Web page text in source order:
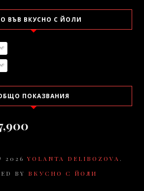
ВЪВ ВКУСНО С ЙОЛИ
ПОКАЗВАНИЯ
2026 YOLANTA DELIBOZOVA .
BY ВКУСНО С ЙОЛИ